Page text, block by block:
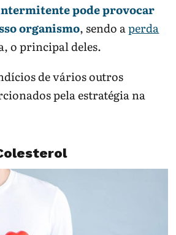
pode provocar
organismo, sendo aperda
o principal deles.
de vários outros
pela estratégia na